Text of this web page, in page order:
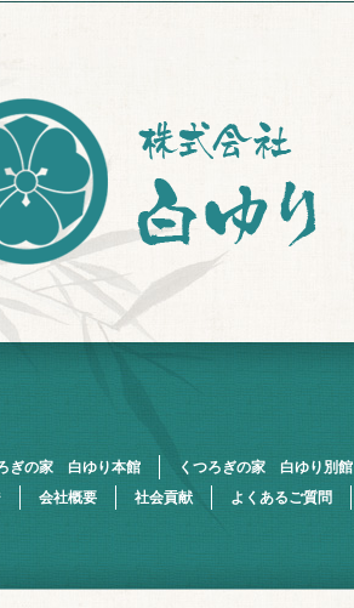
ぎの家 白ゆり本館 くつろぎの家 白ゆり別館
会社概要 社会貢献 よくあるご質問